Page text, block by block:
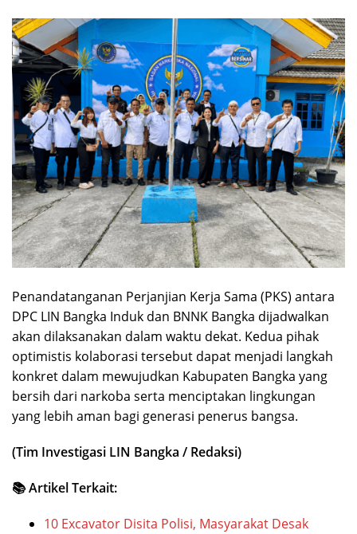
Penandatanganan Perjanjian Kerja Sama (PKS) antara
DPC LIN Bangka Induk dan BNNK Bangka dijadwalkan
akan dilaksanakan dalam waktu dekat. Kedua pihak
optimistis kolaborasi tersebut dapat menjadi langkah
konkret dalam mewujudkan Kabupaten Bangka yang
bersih dari narkoba serta menciptakan lingkungan
yang lebih aman bagi generasi penerus bangsa.
(Tim Investigasi LIN Bangka / Redaksi)
📚 Artikel Terkait:
10 Excavator Disita Polisi, Masyarakat Desak